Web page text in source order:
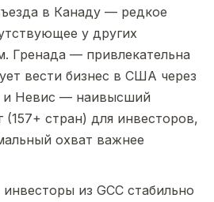
в Канаду — редкое
у других
Гренада — привлекательна
вести бизнес в США через
и Невис — наивысший
(157+ стран) для инвесторов,
охват важнее
инвесторы из GCC стабильно